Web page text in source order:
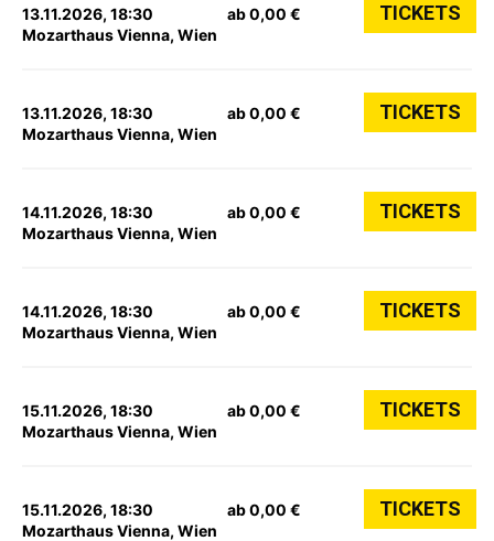
13.11.2026, 18:30
Mozarthaus Vienna, Wien
ab 0,00 € TICKETS
13.11.2026, 18:30
Mozarthaus Vienna, Wien
ab 0,00 € TICKETS
14.11.2026, 18:30
Mozarthaus Vienna, Wien
ab 0,00 € TICKETS
14.11.2026, 18:30
Mozarthaus Vienna, Wien
ab 0,00 € TICKETS
15.11.2026, 18:30
Mozarthaus Vienna, Wien
ab 0,00 € TICKETS
15.11.2026, 18:30
Mozarthaus Vienna, Wien
ab 0,00 € TICKETS